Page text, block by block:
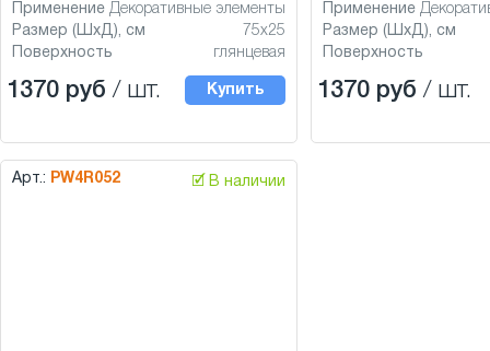
Применение Декоративные элементы
Размер (ШхД), см
75x25
Поверхность
глянцевая
1370 руб / шт. Купить
Применение
Размер (ШхД), см
Поверхность
1370 руб / шт.
Арт.: PW4R052 🗹 В наличии